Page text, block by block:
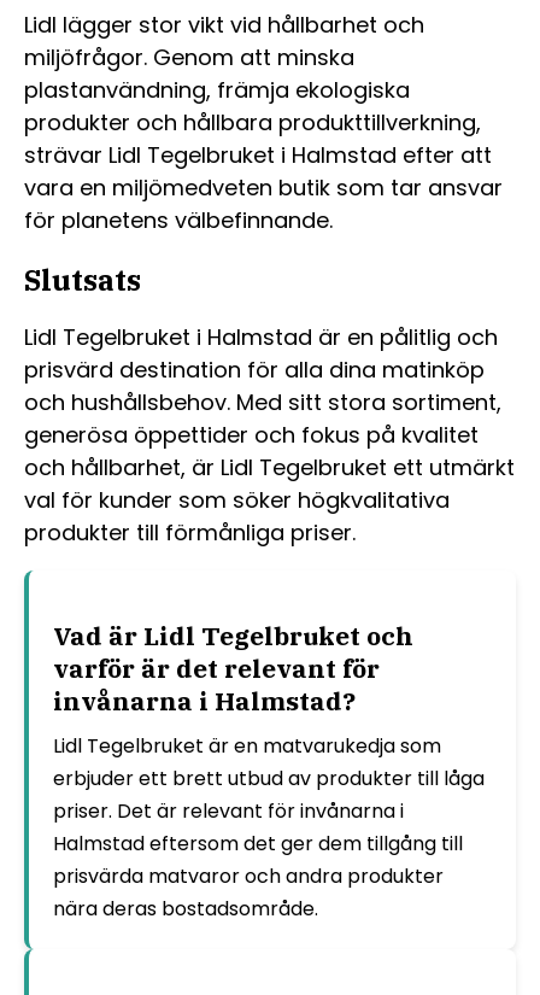
Lidl lägger stor vikt vid hållbarhet och
miljöfrågor. Genom att minska
plastanvändning, främja ekologiska
produkter och hållbara produkttillverkning,
strävar Lidl Tegelbruket i Halmstad efter att
vara en miljömedveten butik som tar ansvar
för planetens välbefinnande.
Slutsats
Lidl Tegelbruket i Halmstad är en pålitlig och
prisvärd destination för alla dina matinköp
och hushållsbehov. Med sitt stora sortiment,
generösa öppettider och fokus på kvalitet
och hållbarhet, är Lidl Tegelbruket ett utmärkt
val för kunder som söker högkvalitativa
produkter till förmånliga priser.
Vad är Lidl Tegelbruket och
varför är det relevant för
invånarna i Halmstad?
Lidl Tegelbruket är en matvarukedja som
erbjuder ett brett utbud av produkter till låga
priser. Det är relevant för invånarna i
Halmstad eftersom det ger dem tillgång till
prisvärda matvaror och andra produkter
nära deras bostadsområde.